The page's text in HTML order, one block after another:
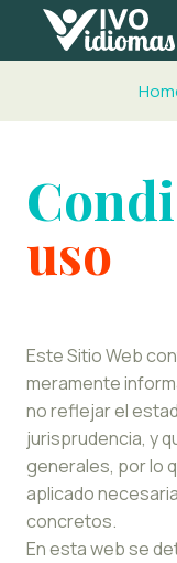
uso
Este Sitio Web
meramente
no reflejar el
jurisprudencia, y
generales, por lo
aplicado
concretos.
En esta web se